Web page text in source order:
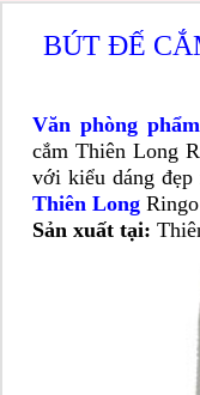
BÚT ĐẾ
Văn phòng
cắm Thiên Long
với kiểu dáng đẹp
Thiên Long
Sản xuất tại: